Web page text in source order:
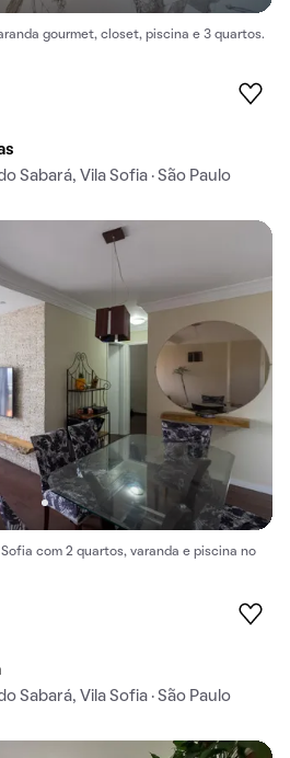
gourmet, closet, piscina e 3 quartos.
Sabará, Vila Sofia · São Paulo
com 2 quartos, varanda e piscina no
Sabará, Vila Sofia · São Paulo